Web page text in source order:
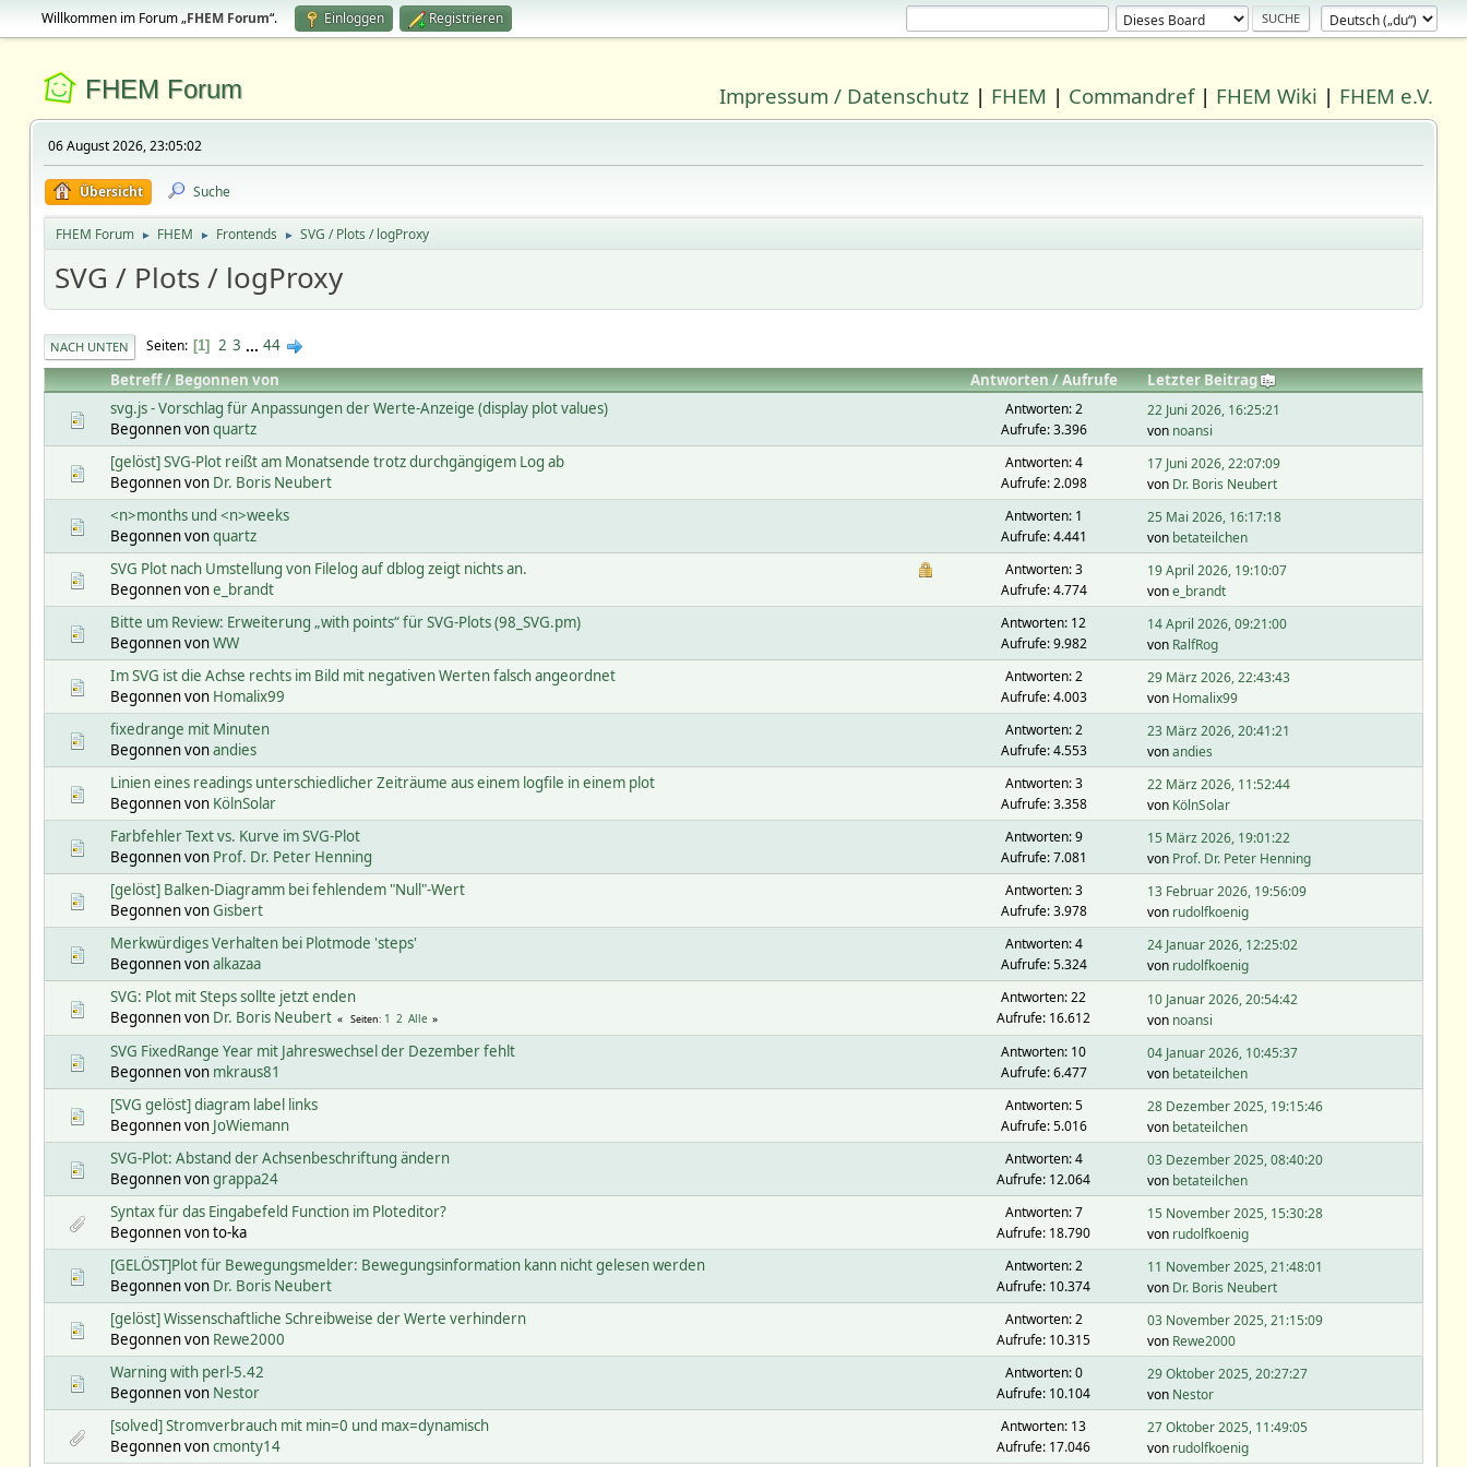
Willkommen im Forum „FHEM Forum“. Einloggen Registrieren
FHEM Forum Impressum / Datenschutz | FHEM | Commandref| FHEM Wiki | FHEM e.V.
06 August 2026, 23:05:02
Übersicht Suche
FHEM Forum ► FHEM ► Frontends ► SVG / Plots / logProxy
SVG / Plots / logProxy
NACH UNTEN Seiten 1 2 3 ... 44
Betreff/Begonnen von Antworten/Aufrufe
Letzter Beitrag
svg.js - Vorschlag für Anpassungen der Werte-Anzeige (display plot values)
Begonnen vonquartz
Antworten: 2
Aufrufe: 3.396
22 Juni 2026, 16:25:21
von noansi
[gelöst] SVG-Plot reißt am Monatsende trotz durchgängigem Log ab
Begonnen von Dr. Boris Neubert
Antworten: 4
Aufrufe: 2.098
17 Juni 2026, 22:07:09
von Dr. Boris Neubert
<n>months und <n>weeks
Begonnen vonquartz
Antworten: 1
Aufrufe: 4.441
25 Mai 2026, 16:17:18
von betateilchen
SVG Plot nach Umstellung von Filelog auf dblog zeigt nichts an.
Begonnen vone_brandt
Antworten: 3
Aufrufe: 4.774
19 April 2026, 19:10:07
vone_brandt
Bitte um Review: Erweiterung „with points“ für SVG-Plots (98_SVG.pm)
Begonnen vonWW
Antworten: 12
Aufrufe: 9.982
14 April 2026, 09:21:00
von RalfRog
Im SVG ist die Achse rechts im Bild mit negativen Werten falsch angeordnet
Begonnen von Homalix99
Antworten: 2
Aufrufe: 4.003
29 März 2026, 22:43:43
von Homalix99
fixedrange mit Minuten
Begonnen vonandies
Antworten: 2
Aufrufe: 4.553
23 März 2026, 20:41:21
vonandies
Linien eines readings unterschiedlicher Zeiträume aus einem logfile in einem plot
Begonnen von KölnSolar
Antworten: 3
Aufrufe: 3.358
22 März 2026, 11:52:44
von KölnSolar
Farbfehler Text vs. Kurve im SVG-Plot
Begonnen von Prof. Dr. Peter Henning
Antworten: 9
Aufrufe: 7.081
15 März 2026, 19:01:22
von Prof. Dr. Peter Henning
[gelöst] Balken-Diagramm bei fehlendem "Null"-Wert
Begonnen vonGisbert
Antworten: 3
Aufrufe: 3.978
13 Februar 2026, 19:56:09
von rudolfkoenig
Merkwürdiges Verhalten bei Plotmode 'steps'
Begonnen vonalkazaa
Antworten: 4
Aufrufe: 5.324
24 Januar 2026, 12:25:02
von rudolfkoenig
SVG: Plot mit Steps sollte jetzt enden
Begonnen von Dr. Boris Neubert Seiten 1 2 Alle
Antworten: 22
Aufrufe: 16.612
10 Januar 2026, 20:54:42
von noansi
SVG FixedRange Year mit Jahreswechsel der Dezember fehlt
Begonnen von mkraus81
Antworten: 10
Aufrufe: 6.477
04 Januar 2026, 10:45:37
von betateilchen
[SVG gelöst] diagram label links
Begonnen von JoWiemann
Antworten: 5
Aufrufe: 5.016
28 Dezember 2025, 19:15:46
von betateilchen
SVG-Plot: Abstand der Achsenbeschriftung ändern
Begonnen vongrappa24
Antworten: 4
Aufrufe: 12.064
03 Dezember 2025, 08:40:20
von betateilchen
Syntax für das Eingabefeld Function im Ploteditor?
Begonnen von to-ka
Antworten: 7
Aufrufe: 18.790
15 November 2025, 15:30:28
von rudolfkoenig
[GELÖST]Plot für Bewegungsmelder: Bewegungsinformation kann nicht gelesen werden
Begonnen von Dr. Boris Neubert
Antworten: 2
Aufrufe: 10.374
11 November 2025, 21:48:01
von Dr. Boris Neubert
[gelöst] Wissenschaftliche Schreibweise der Werte verhindern
Begonnen von Rewe2000
Antworten: 2
Aufrufe: 10.315
03 November 2025, 21:15:09
von Rewe2000
Warning with perl-5.42
Begonnen von Nestor
Antworten: 0
Aufrufe: 10.104
29 Oktober 2025, 20:27:27
von Nestor
[solved] Stromverbrauch mit min=0 und max=dynamisch
Begonnen voncmonty14
Antworten: 13
Aufrufe: 17.046
27 Oktober 2025, 11:49:05
von rudolfkoenig